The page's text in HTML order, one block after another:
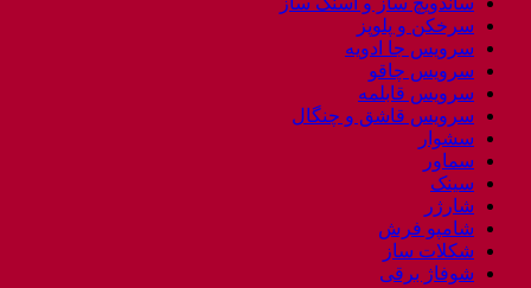
سرخکن و پلوپز
سرویس جا ادویه
سرویس چاقو
سرویس قابلمه
سرویس قاشق و چنگال
سشوار
سماور
سینک
شارژر
شامپو فرش
شکلات ساز
شوفاژ برقی